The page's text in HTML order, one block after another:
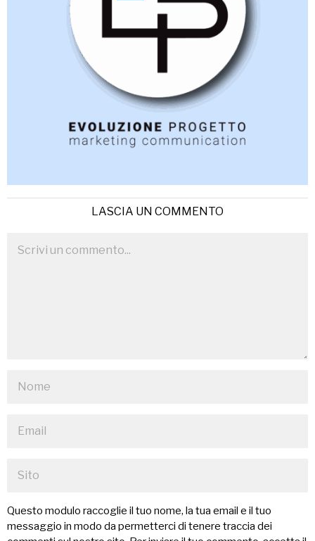
LASCIA UN COMMENTO
Questo modulo raccoglie il tuo nome, la tua email e il tuo
messaggio in modo da permetterci di tenere traccia dei